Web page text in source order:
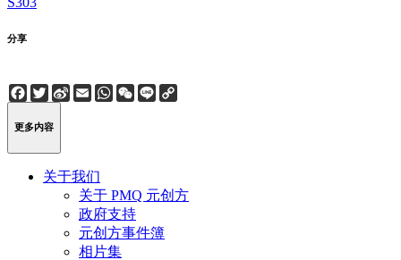
分享
Facebook
Twitter
Sina
Weibo
EmailWhatsApp
WeChat
Line
更多内容
关于我们
关于 PMQ 元创方
政府支持
元创方事件簿
相片集